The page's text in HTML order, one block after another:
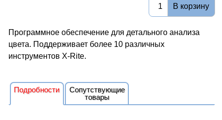
В корзину
Программное обеспечение для детального анализа
цвета. Поддерживает более 10 различных
инструментов X-Rite.
Подробности
Сопутствующие
товары